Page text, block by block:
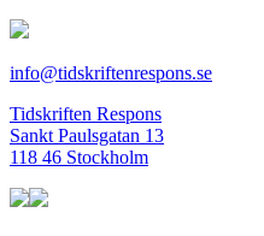
info@tidskriftenrespons.se
Tidskriften Respons
Sankt Paulsgatan 13
118 46 Stockholm